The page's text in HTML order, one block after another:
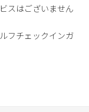
スはございません
フチェックインガ
覚次第、ご退室